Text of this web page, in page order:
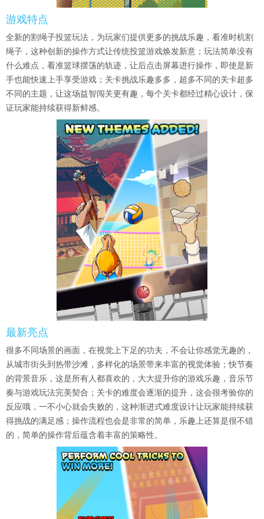
游戏特点
全新的割绳子投篮玩法，为玩家们提供更多的挑战乐趣，看准时机割
绳子，这种创新的操作方式让传统投篮游戏焕发新意；玩法简单没有
什么难点，看准篮球摆荡的轨迹，让后点击屏幕进行操作，即使是新
手也能快速上手享受游戏；关卡挑战乐趣多多，超多不同的关卡超多
不同的主题，让这场益智闯关更有趣，每个关卡都经过精心设计，保
证玩家能持续获得新鲜感。
最新亮点
很多不同场景的画面，在视觉上下足的功夫，不会让你感觉无趣的，
从城市街头到热带沙滩，多样化的场景带来丰富的视觉体验；快节奏
的背景音乐，这是所有人都喜欢的，大大提升你的游戏乐趣，音乐节
奏与游戏玩法完美契合；关卡的难度会逐渐的提升，这会很考验你的
反应哦，一不小心就会失败的，这种渐进式难度设计让玩家能持续获
得挑战的满足感；操作流程也会是非常的简单，乐趣上还算是很不错
的，简单的操作背后蕴含着丰富的策略性。